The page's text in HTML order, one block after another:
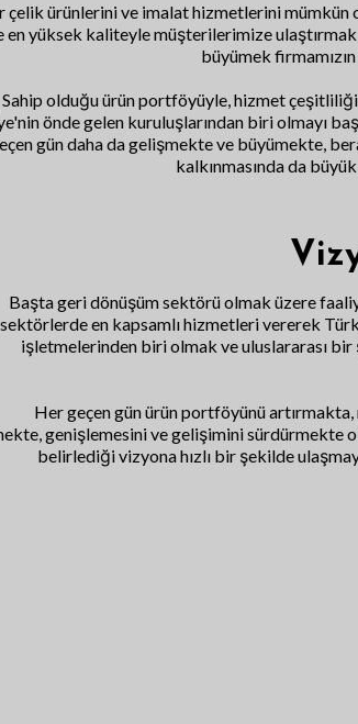
çelik ürünlerini ve imalat hizmetlerini mümkün
en yüksek kaliteyle müşterilerimize
büyümek
Sahip olduğu ürün portföyüyle, hizmet
önde gelen kuruluşlarından biri olmayı
gün daha da gelişmekte ve büyümekte,
kalkınmasında da
Başta geri dönüşüm sektörü olmak üzere
sektörlerde en kapsamlı hizmetleri vererek
işletmelerinden biri olmak ve uluslararası
Her geçen gün ürün portföyünü
genişlemesini ve gelişimini sürdürmekte
belirlediği vizyona hızlı bir şekilde